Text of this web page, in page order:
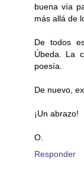
buena vía
más allá de
De todos
Úbeda. La
poesía.
De nuevo,
¡Un abrazo!
O.
Responder